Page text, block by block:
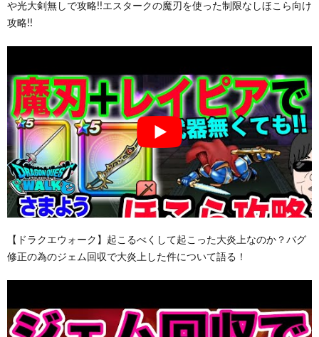
や光大剣無しで攻略!!エスタークの魔刃を使った制限なしほこら向け
攻略!!
【ドラクエウォーク】起こるべくして起こった大炎上なのか？バグ
修正の為のジェム回収で大炎上した件について語る！